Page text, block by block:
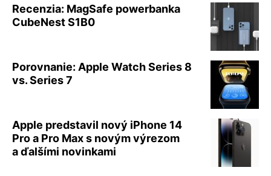
Recenzia: MagSafe powerbanka
CubeNest S1B0
Porovnanie: Apple Watch Series 8
vs. Series 7
Apple predstavil nový iPhone 14
Pro a Pro Max s novým výrezom
a ďalšími novinkami